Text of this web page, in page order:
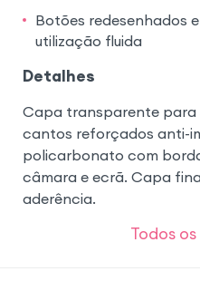
Botões redesenhados
utilização fluida
Detalhes
Capa transparente para
cantos reforçados anti-
policarbonato com
câmara e ecrã. Capa
aderência.
Todos